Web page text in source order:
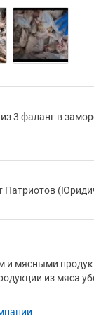
3 фаланг в
Патриотов
и мясными
из мяса